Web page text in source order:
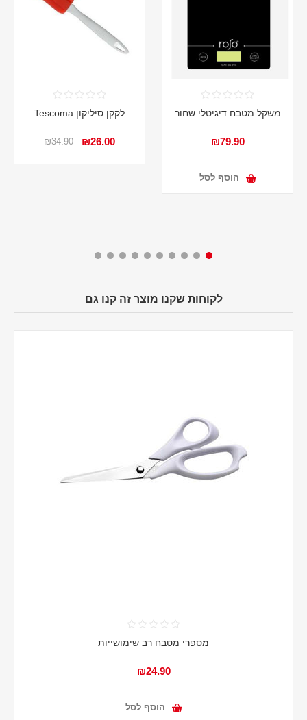
משקל מטבח דיגיטלי שחור
₪79.90
הוסף לסל
לקקן סיליקון Tescoma
₪26.00
₪34.90
לקוחות שקנו מוצר זה קנו גם
מספרי מטבח רב שימושייות
₪24.90
הוסף לסל